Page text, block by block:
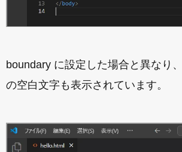
boundary に設定した場合と異なり
の空白文字も表示されています。